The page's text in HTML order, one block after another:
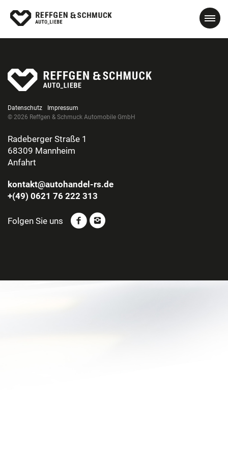
Datenschutz
Impressum
© 2026 Reffgen & Schmuck Automobile GmbH
Radeberger Straße 1
68309 Mannheim
Anfahrt
kontakt@autohandel-rs.de
+(49) 0621 76 222 313
Folgen Sie uns